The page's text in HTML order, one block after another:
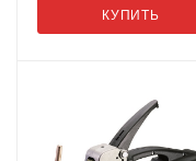
КУПИТЬ